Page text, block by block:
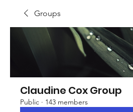
Groups
Claudine Cox Group
Public · 143 members